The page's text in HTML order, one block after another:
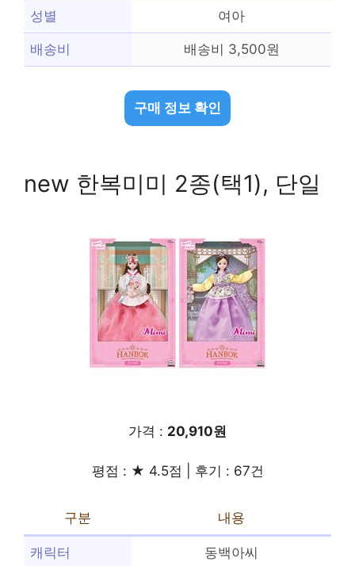
성별 여아
배송비 배송비 3,500원
구매 정보 확인
new 한복미미 2종(택1), 단일
가격 : 20,910원
평점 : ★ 4.5점 | 후기 : 67건
구분 내용
캐릭터 동백아씨